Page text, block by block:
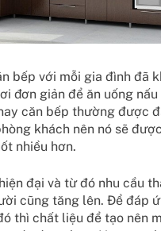
bếp với mỗi gia đình đã
đơn giản để ăn uống
căn bếp thường được
khách nên nó sẽ
nhiều hơn.
đại và từ đó nhu cầu
cũng tăng lên. Để đáp
thì chất liệu để tạo nên